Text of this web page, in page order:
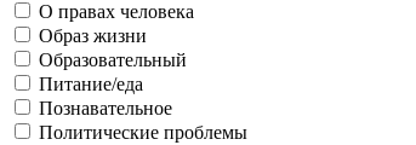
О правах человека
Образ жизни
Образовательный
Питание/еда
Познавательное
Политические проблемы